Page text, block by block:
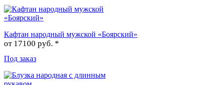
Кафтан народный мужской «Боярский»
от 17100 руб. *
Под заказ